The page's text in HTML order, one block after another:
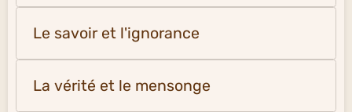
Le savoir et l'ignorance
La vérité et le mensonge